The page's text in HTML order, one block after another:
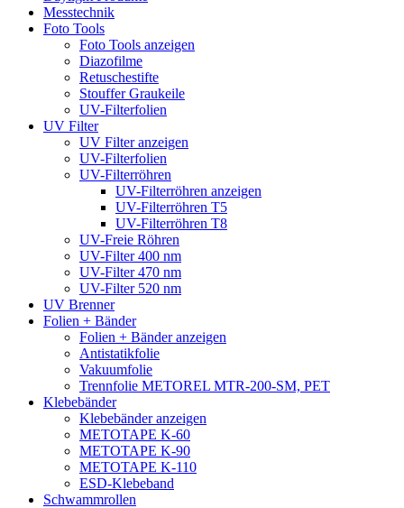
Messtechnik
Foto Tools
Foto Tools anzeigen
Diazofilme
Retuschestifte
Stouffer Graukeile
UV-Filterfolien
UV Filter
UV Filter anzeigen
UV-Filterfolien
UV-Filterröhren
UV-Filterröhren anzeigen
UV-Filterröhren T5
UV-Filterröhren T8
UV-Freie Röhren
UV-Filter 400 nm
UV-Filter 470 nm
UV-Filter 520 nm
UV Brenner
Folien + Bänder
Folien + Bänder anzeigen
Antistatikfolie
Vakuumfolie
Trennfolie METOREL MTR-200-SM, PET
Klebebänder
Klebebänder anzeigen
METOTAPE K-60
METOTAPE K-90
METOTAPE K-110
ESD-Klebeband
Schwammrollen